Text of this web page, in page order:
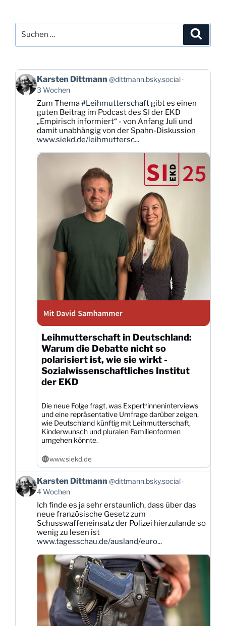
nach:
Beitrag
von
Karsten
Dittmann
Bluesky
ansehen
Karsten Dittmann @dittmann.bsky.social
3 Wochen
Zum Thema#Leihmutterschaftgibt es einen
guten Beitrag im Podcast des SI der EKD
„Empirisch informiert“ - von Anfang Juli und
damit unabhängig von der Spahn-Diskussion
www.siekd.de/leihmuttersc...
Leihmutterschaft in Deutschland:
Warum die Debatte nicht so
polarisiert ist, wie sie wirkt -
Sozialwissenschaftliches Institut
der EKD
Die neue Folge fragt, was Expert*inneninterviews
und eine repräsentative Umfrage darüber zeigen,
wie Deutschland künftig mit Leihmutterschaft,
Kinderwunsch und pluralen Familienformen
umgehen könnte.
www.siekd.de
Beitrag
von
Karsten
Dittmann
Bluesky
ansehen
Karsten Dittmann @dittmann.bsky.social
4 Wochen
Ich finde es ja sehr erstaunlich, dass über das
neue französische Gesetz zum
Schusswaffeneinsatz der Polizei hierzulande so
wenig zu lesen ist
www.tagesschau.de/ausland/euro...